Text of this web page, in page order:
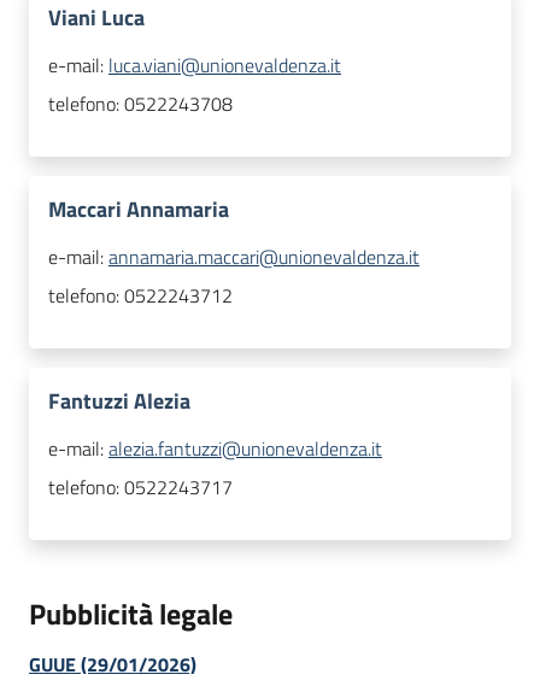
Viani Luca
e-mail: luca.viani@unionevaldenza.it
telefono:0522243708
Maccari Annamaria
e-mail:annamaria.maccari@unionevaldenza.it
telefono:0522243712
Fantuzzi Alezia
e-mail:alezia.fantuzzi@unionevaldenza.it
telefono:0522243717
Pubblicità legale
GUUE (29/01/2026)